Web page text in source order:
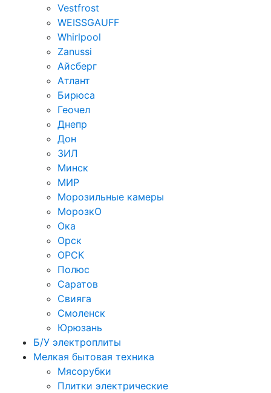
Vestfrost
WEISSGAUFF
Whirlpool
Zanussi
Айсберг
Атлант
Бирюса
Геочел
Днепр
Дон
ЗИЛ
Минск
МИР
Морозильные камеры
МорозкО
Ока
Орск
ОРСК
Полюс
Саратов
Свияга
Смоленск
Юрюзань
Б/У электроплиты
Мелкая бытовая техника
Мясорубки
Плитки электрические